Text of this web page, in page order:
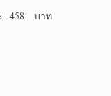
บาท